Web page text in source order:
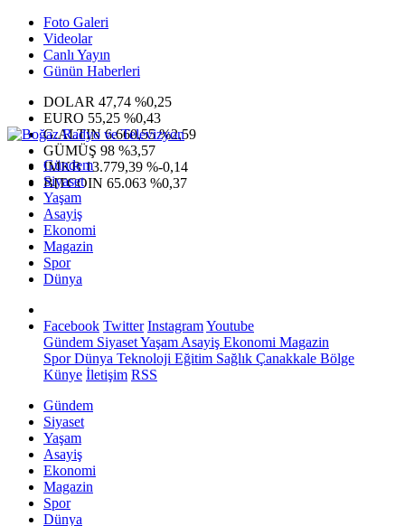
Foto Galeri
Videolar
Canlı Yayın
Günün Haberleri
DOLAR 47,74 %0,25
EURO 55,25 %0,43
G.ALTIN6.660,55 %2,59
GÜMÜŞ 98 %3,57
IMKB13.779,39 %-0,14
BITCOIN 65.063 %0,37
Gündem
Siyaset
Yaşam
Asayiş
Ekonomi
Magazin
Spor
Dünya
Facebook Twitter InstagramYoutube
Gündem SiyasetYaşam Asayiş Ekonomi Magazin
SporDünya Teknoloji Eğitim Sağlık Çanakkale Bölge
Künye İletişim RSS
Gündem
Siyaset
Yaşam
Asayiş
Ekonomi
Magazin
Spor
Dünya